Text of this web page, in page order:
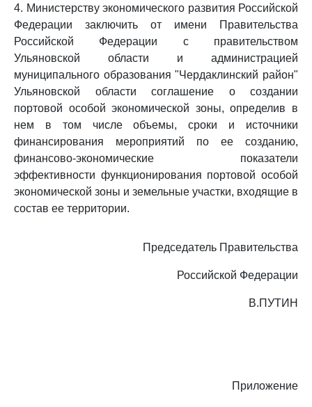
4. Министерству экономического развития Российской
Федерации заключить от имени Правительства
Российской Федерации с правительством
Ульяновской области и администрацией
муниципального образования "Чердаклинский район"
Ульяновской области соглашение о создании
портовой особой экономической зоны, определив в
нем в том числе объемы, сроки и источники
финансирования мероприятий по ее созданию,
финансово-экономические показатели
эффективности функционирования портовой особой
экономической зоны и земельные участки, входящие в
состав ее территории.
Председатель Правительства
Российской Федерации
В.ПУТИН
Приложение